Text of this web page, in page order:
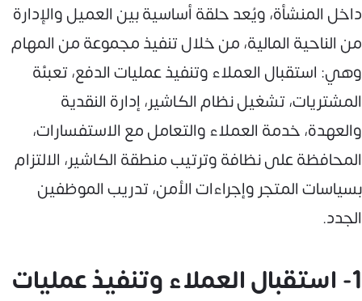
داخل المنشأة، ويُعد حلقة أساسية بين العميل والإدارة
من الناحية المالية، من خلال تنفيذ مجموعة من المهام
وهي: استقبال العملاء وتنفيذ عمليات الدفع، تعبئة
المشتريات، تشغيل نظام الكاشير، إدارة النقدية
والعهدة، خدمة العملاء والتعامل مع الاستفسارات،
المحافظة على نظافة وترتيب منطقة الكاشير، الالتزام
بسياسات المتجر وإجراءات الأمن، تدريب الموظفين
الجدد.
1- استقبال العملاء وتنفيذ عمليات